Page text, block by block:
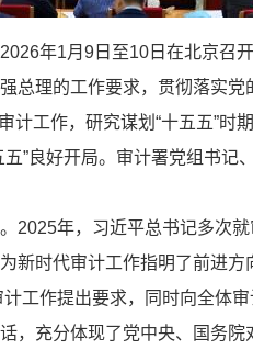
年1月9日至10日在北京召
总理的工作要求，贯彻落实
计工作，研究谋划“十五五”时
”良好开局。审计署党组书记
2025年，习近平总书记多次
新时代审计工作指明了前进
工作提出要求，同时向全体
，充分体现了党中央、国务